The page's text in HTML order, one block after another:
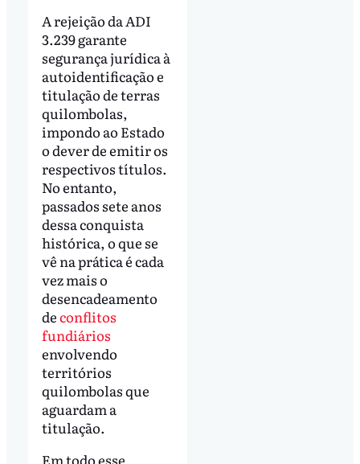
A rejeição da ADI
3.239 garante
segurança jurídica à
autoidentificação e
titulação de terras
quilombolas,
impondo ao Estado
o dever de emitir os
respectivos títulos.
No entanto,
passados sete anos
dessa conquista
histórica, o que se
vê na prática é cada
vez mais o
desencadeamento
deconflitos
fundiários
envolvendo
territórios
quilombolas que
aguardam a
titulação.
Em todo esse